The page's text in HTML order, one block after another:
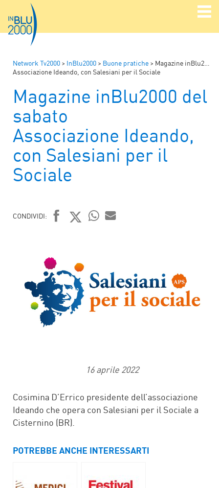
Network Tv2000 > InBlu2000 > Buone pratiche > Magazine inBlu2000 del sabato
Associazione Ideando, con Salesiani per il Sociale
Magazine inBlu2000 del
sabato
Associazione Ideando,
con Salesiani per il
Sociale
CONDIVIDI:
16 aprile 2022
Cosimina D’Errico presidente dell’associazione
Ideando che opera con Salesiani per il Sociale a
Cisternino (BR).
POTREBBE ANCHE INTERESSARTI